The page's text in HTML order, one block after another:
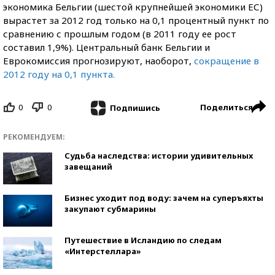
экономика Бельгии (шестой крупнейшей экономики ЕС)
вырастет за 2012 год только на 0,1 процентный пункт по
сравнению с прошлым годом (в 2011 году ее рост
составил 1,9%). Центральный банк Бельгии и
Еврокомиссия прогнозируют, наоборот, сокращение в
2012 году на 0,1 пункта.
0 0 Подпишись Поделиться
РЕКОМЕНДУЕМ:
Судьба наследства: истории удивительных
завещаний
Бизнес уходит под воду: зачем на суперъяхты
закупают субмарины
Путешествие в Исландию по следам
«Интерстеллара»